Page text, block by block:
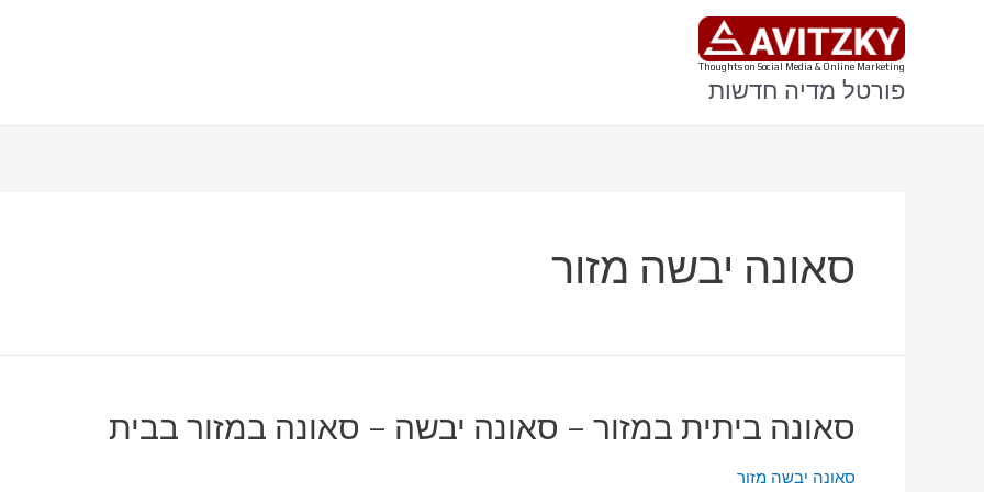
Thoughts on Social Media & Online Marketing
פורטל מדיה חדשות
סאונה יבשה מזור
סאונה ביתית במזור – סאונה יבשה – סאונה במזור בבית
סאונה יבשה מזור